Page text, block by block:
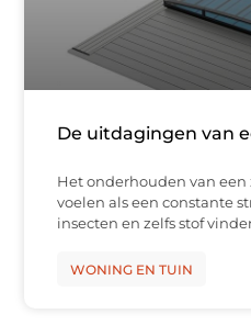
De uitdagingen van
Het onderhouden van
voelen als een constante
insecten en zelfs stof
WONING EN TUIN